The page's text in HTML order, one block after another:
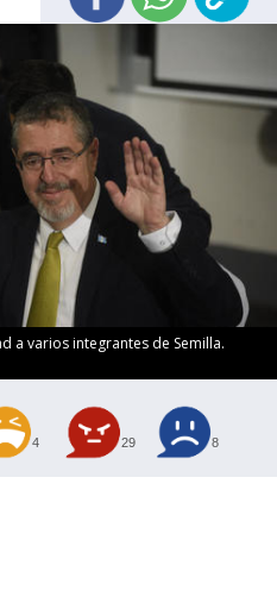
a varios integrantes de Semilla.
4 29 8